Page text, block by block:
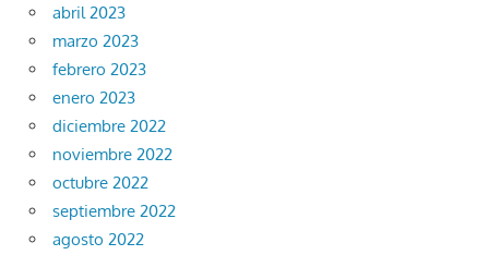
abril 2023
marzo 2023
febrero 2023
enero 2023
diciembre 2022
noviembre 2022
octubre 2022
septiembre 2022
agosto 2022